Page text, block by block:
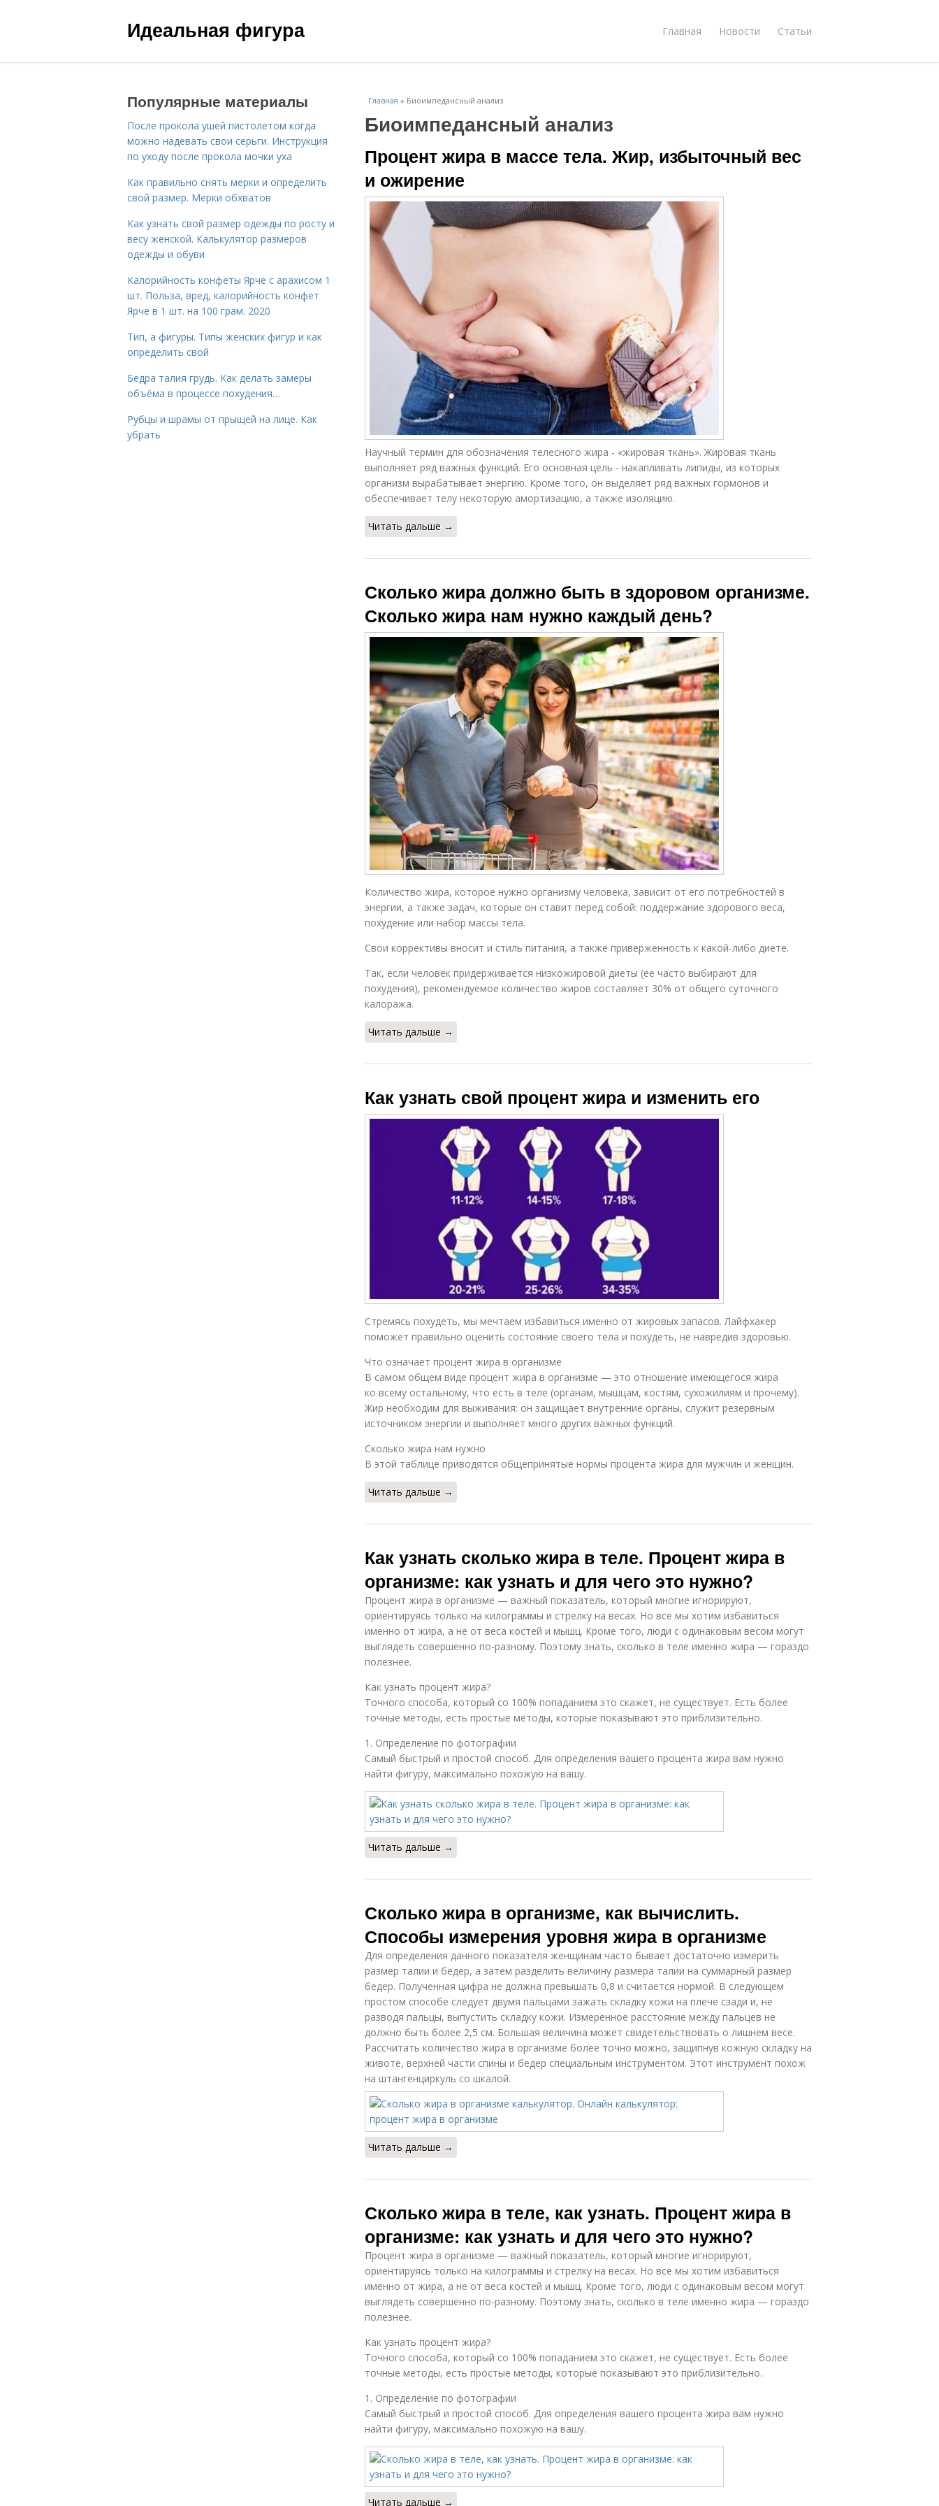
Идеальная фигура Главная Новости Статьи
Главная » Биоимпедансный анализ
Биоимпедансный анализ
Процент жира в массе тела. Жир, избыточный вес
и ожирение
Научный термин для обозначения телесного жира - «жировая ткань». Жировая ткань
выполняет ряд важных функций. Его основная цель - накапливать липиды, из которых
организм вырабатывает энергию. Кроме того, он выделяет ряд важных гормонов и
обеспечивает телу некоторую амортизацию, а также изоляцию.
Читать дальше →
Сколько жира должно быть в здоровом организме.
Сколько жира нам нужно каждый день?
Количество жира, которое нужно организму человека, зависит от его потребностей в
энергии, а также задач, которые он ставит перед собой: поддержание здорового веса,
похудение или набор массы тела.
Свои коррективы вносит и стиль питания, а также приверженность к какой-либо диете.
Так, если человек придерживается низкожировой диеты (ее часто выбирают для
похудения), рекомендуемое количество жиров составляет 30% от общего суточного
калоража.
Читать дальше →
Как узнать свой процент жира и изменить его
Стремясь похудеть, мы мечтаем избавиться именно от жировых запасов. Лайфхакер
поможет правильно оценить состояние своего тела и похудеть, не навредив здоровью.
Что означает процент жира в организме
В самом общем виде процент жира в организме — это отношение имеющегося жира
ко всему остальному, что есть в теле (органам, мышцам, костям, сухожилиям и прочему).
Жир необходим для выживания: он защищает внутренние органы, служит резервным
источником энергии и выполняет много других важных функций.
Сколько жира нам нужно
В этой таблице приводятся общепринятые нормы процента жира для мужчин и женщин.
Читать дальше →
Как узнать сколько жира в теле. Процент жира в
организме: как узнать и для чего это нужно?
Процент жира в организме — важный показатель, который многие игнорируют,
ориентируясь только на килограммы и стрелку на весах. Но все мы хотим избавиться
именно от жира, а не от веса костей и мышц. Кроме того, люди с одинаковым весом могут
выглядеть совершенно по-разному. Поэтому знать, сколько в теле именно жира — гораздо
полезнее.
Как узнать процент жира?
Точного способа, который со 100% попаданием это скажет, не существует. Есть более
точные методы, есть простые методы, которые показывают это приблизительно.
1. Определение по фотографии
Самый быстрый и простой способ. Для определения вашего процента жира вам нужно
найти фигуру, максимально похожую на вашу.
Читать дальше →
Сколько жира в организме, как вычислить.
Способы измерения уровня жира в организме
Для определения данного показателя женщинам часто бывает достаточно измерить
размер талии и бедер, а затем разделить величину размера талии на суммарный размер
бедер. Полученная цифра не должна превышать 0,8 и считается нормой. В следующем
простом способе следует двумя пальцами зажать складку кожи на плече сзади и, не
разводя пальцы, выпустить складку кожи. Измеренное расстояние между пальцев не
должно быть более 2,5 см. Большая величина может свидетельствовать о лишнем весе.
Рассчитать количество жира в организме более точно можно, защипнув кожную складку на
животе, верхней части спины и бедер специальным инструментом. Этот инструмент похож
на штангенциркуль со шкалой.
Читать дальше →
Сколько жира в теле, как узнать. Процент жира в
организме: как узнать и для чего это нужно?
Процент жира в организме — важный показатель, который многие игнорируют,
ориентируясь только на килограммы и стрелку на весах. Но все мы хотим избавиться
именно от жира, а не от веса костей и мышц. Кроме того, люди с одинаковым весом могут
выглядеть совершенно по-разному. Поэтому знать, сколько в теле именно жира — гораздо
полезнее.
Как узнать процент жира?
Точного способа, который со 100% попаданием это скажет, не существует. Есть более
точные методы, есть простые методы, которые показывают это приблизительно.
1. Определение по фотографии
Самый быстрый и простой способ. Для определения вашего процента жира вам нужно
найти фигуру, максимально похожую на вашу.
Читать дальше →
Популярные материалы
После прокола ушей пистолетом когда
можно надевать свои серьги. Инструкция
по уходу после прокола мочки уха
Как правильно снять мерки и определить
свой размер. Мерки обхватов
Как узнать свой размер одежды по росту и
весу женской. Калькулятор размеров
одежды и обуви
Калорийность конфеты Ярче с арахисом 1
шт. Польза, вред, калорийность конфет
Ярче в 1 шт. на 100 грам. 2020
Тип, а фигуры. Типы женских фигур и как
определить свой
Бедра талия грудь. Как делать замеры
объёма в процессе похудения…
Рубцы и шрамы от прыщей на лице. Как
убрать